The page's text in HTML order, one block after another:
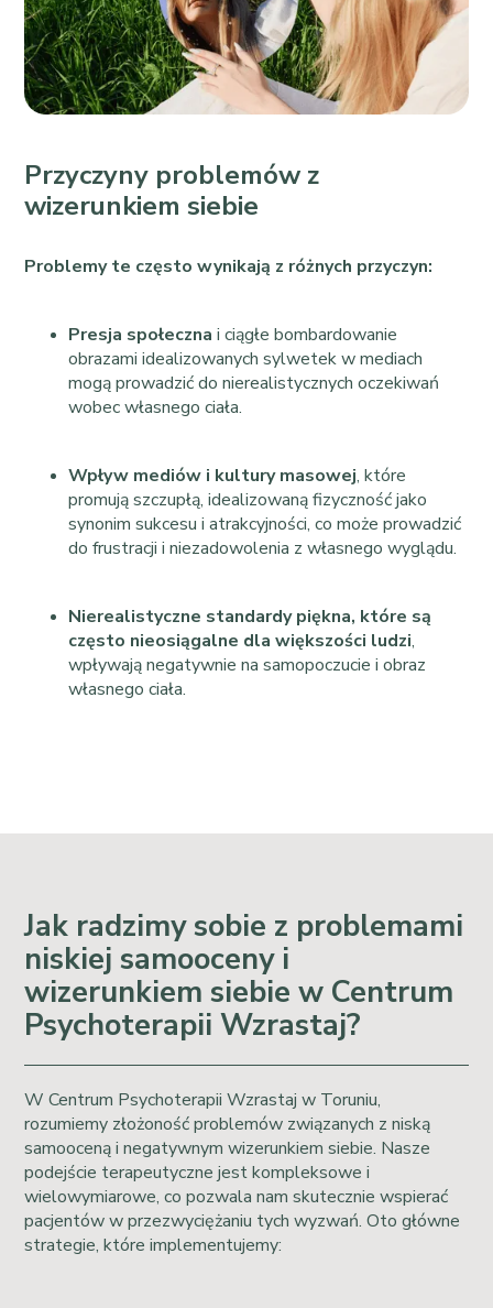
Przyczyny problemów z
wizerunkiem siebie
Problemy te często wynikają z różnych przyczyn:
Presja społecznai ciągłe bombardowanie
obrazami idealizowanych sylwetek w mediach
mogą prowadzić do nierealistycznych oczekiwań
wobec własnego ciała.
Wpływ mediów i kultury masowej, które
promują szczupłą, idealizowaną fizyczność jako
synonim sukcesu i atrakcyjności, co może prowadzić
do frustracji i niezadowolenia z własnego wyglądu.
Nierealistyczne standardy piękna, które są
często nieosiągalne dla większości ludzi,
wpływają negatywnie na samopoczucie i obraz
własnego ciała.
Jak radzimy sobie z problemami
niskiej samooceny i
wizerunkiem siebie w Centrum
Psychoterapii Wzrastaj?
W Centrum Psychoterapii Wzrastaj w Toruniu,
rozumiemy złożoność problemów związanych z niską
samooceną i negatywnym wizerunkiem siebie. Nasze
podejście terapeutyczne jest kompleksowe i
wielowymiarowe, co pozwala nam skutecznie wspierać
pacjentów w przezwyciężaniu tych wyzwań. Oto główne
strategie, które implementujemy: